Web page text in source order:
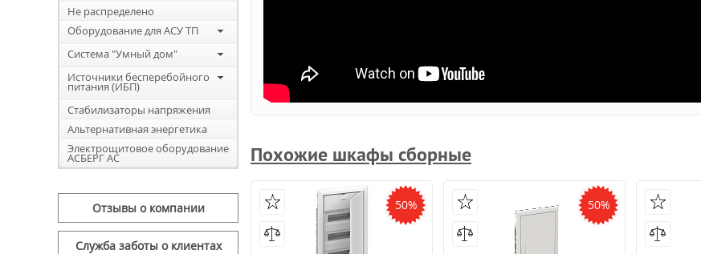
Не распределено
Оборудование для АСУ ТП
Система "Умный дом"
Источники бесперебойного
питания (ИБП)
Стабилизаторы напряжения
Альтернативная энергетика
Электрощитовое оборудование
АСБЕРГ АС
Отзывы о компании
Служба заботы о клиентах
Похожие шкафы сборные
50% 50%